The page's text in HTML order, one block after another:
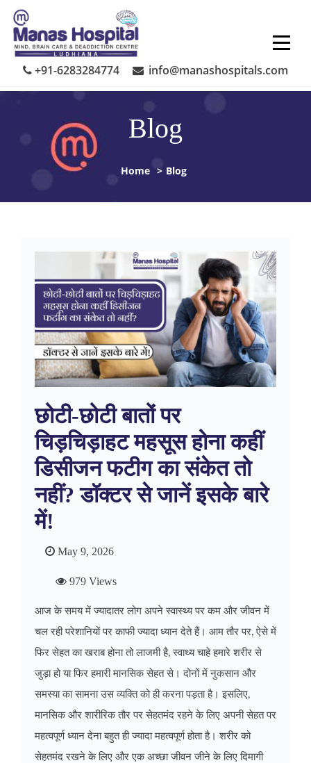
Skip
content
+91-6283284774
info@manashospitals.com
Blog
Home > Blog
छोटी-छोटी बातों पर
चिड़चिड़ाहट महसूस होना कहीं
डिसीजन फटीग का संकेत तो
नहीं? डॉक्टर से जानें इसके बारे
में!
May 9, 2026
979 Views
आज के समय में ज्यादातर लोग अपने स्वास्थ्य पर कम और जीवन में
चल रही परेशानियों पर काफी ज्यादा ध्यान देते हैं। आम तौर पर, ऐसे में
फिर सेहत का खराब होना तो लाजमी है, स्वाथ्य चाहे हमारे शरीर से
जुड़ा हो या फिर हमारी मानसिक सेहत से। दोनों में नुकसान और
समस्या का सामना उस व्यक्ति को ही करना पड़ता है। इसलिए,
मानसिक और शारीरिक तौर पर सेहतमंद रहने के लिए अपनी सेहत पर
महत्वपूर्ण ध्यान देना बहुत ही ज्यादा महत्वपूर्ण होता है। शरीर को
सेहतमंद रखने के लिए और एक अच्छा जीवन जीने के लिए दिमागी